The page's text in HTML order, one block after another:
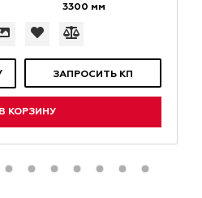
3300 мм
ЗАПРОСИТЬ КП
В КОРЗИНУ